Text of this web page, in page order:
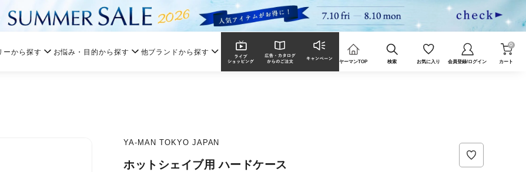
ーから探す お悩み・目的から探す 他ブランドから探す
ヤーマンTOP 検索 お気に入り 会員登録/ログイン カート
0
YA-MAN TOKYO JAPAN
ホットシェイブ用 ハードケース